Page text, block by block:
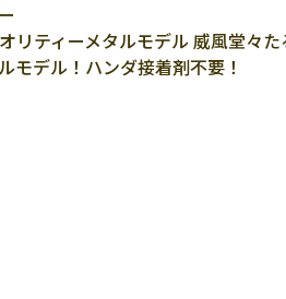
リティーメタルモデル 威風堂々た
デル！ハンダ接着剤不要！